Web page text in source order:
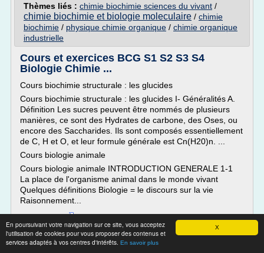
X
En poursuivant votre navigation sur ce site, vous acceptez
l'utilisation de cookies pour vous proposer des contenus et
services adaptés à vos centres d'intérêts. En savoir plus
Thèmes liés : chimie biochimie sciences du vivant /
chimie biochimie et biologie moleculaire / chimie
biochimie / physique chimie organique / chimie organique
industrielle
Cours et exercices BCG S1 S2 S3 S4
Biologie Chimie ...
Cours biochimie structurale : les glucides
Cours biochimie structurale : les glucides I- Généralités A.
Définition Les sucres peuvent être nommés de plusieurs
manières, ce sont des Hydrates de carbone, des Oses, ou
encore des Saccharides. Ils sont composés essentiellement
de C, H et O, et leur formule générale est Cn(H20)n. ...
Cours biologie animale
Cours biologie animale INTRODUCTION GENERALE 1-1
La place de l'organisme animal dans le monde vivant
Quelques définitions Biologie = le discours sur la vie
Raisonnement...
Site :https://www.ofpptmaroc.com